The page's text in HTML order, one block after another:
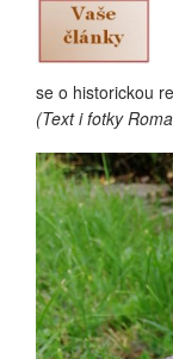
se o historickou
(Text i fotky